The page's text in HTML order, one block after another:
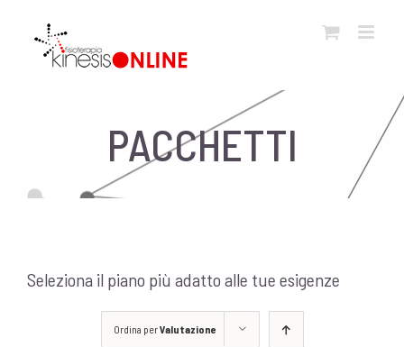
contenuto
PACCHETTI
Seleziona il piano più adatto alle tue esigenze
Ordina perValutazione